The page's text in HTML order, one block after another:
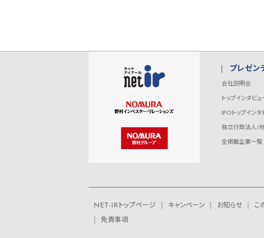
プレゼン
会社説明会
トップインタビュ
IPOトップインタ
独立行政法人/
全掲載企業一覧
NET-IRトップページ キャンペーン お知らせ こ
免責事項